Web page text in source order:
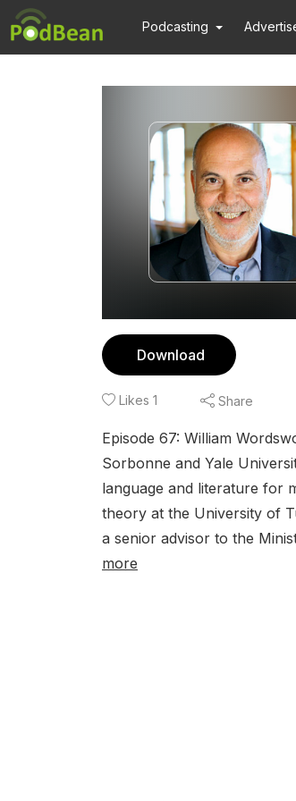
Podcasting
Download
Likes 1 Share
Episode 67: William
Sorbonne and Yale
language and literature for
theory at the University of
a senior advisor to the
more